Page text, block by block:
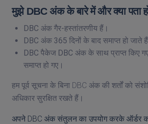
मुझे DBC अंक के बारे में और क्या पता
DBC अंक गैर-हस्तांतरणीय हैं।
DBC अंक 365 दिनों के बाद समाप्त हो जाते
DBC पैकेज DBC अंक के साथ प्राप्त किए
समाप्त हो गए।
हम पूर्व सूचना के बिना DBC अंक की शर्तों को
अधिकार सुरक्षित रखते हैं।
अपने DBC अंक संतुलन का उपयोग करके ऑर्डर